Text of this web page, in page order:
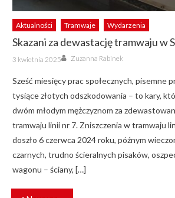
Aktualności Tramwaje Wydarzenia
Skazani za dewastację tramwaju w
Posted
on
3 kwietnia 2025 Author
Zuzanna Rabinek
Sześć miesięcy prac społecznych, pisemne
tysiące złotych odszkodowania – to kary,
dwóm młodym mężczyznom za
tramwaju linii nr 7. Zniszczenia w tramwaju
doszło 6 czerwca 2024 roku, późnym
czarnych, trudno ścieralnych pisaków,
wagonu – ściany, […]
NAWIGACJA